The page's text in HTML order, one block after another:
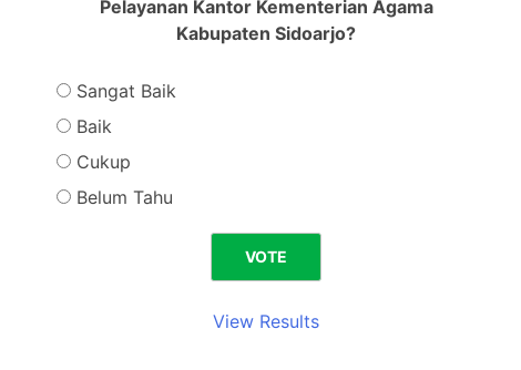
Pelayanan Kantor Kementerian Agama
Kabupaten Sidoarjo?
Sangat Baik
Baik
Cukup
Belum Tahu
View Results